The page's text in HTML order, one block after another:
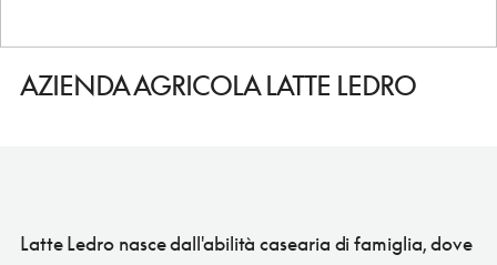
AZIENDA AGRICOLA LATTE LEDRO
Latte Ledro nasce dall'abilità casearia di famiglia, dove